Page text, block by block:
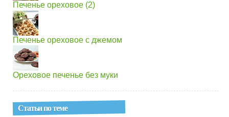
Печенье ореховое (2)
Печенье ореховое с джемом
Ореховое печенье без муки
Статьи по теме